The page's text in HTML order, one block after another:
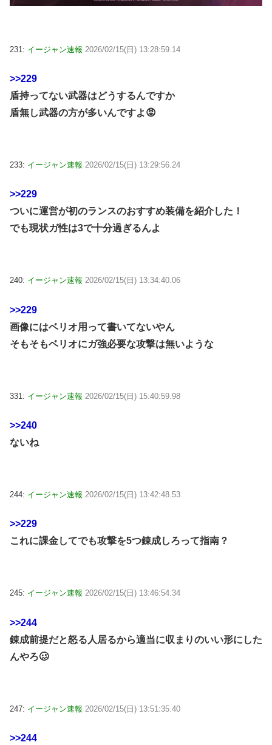
231: イージャン速報 2026/02/15(日) 13:28:59.14
>>229
盾持ってない武器はどうするんですか
盾無し武器の方が多いんですよ😡
233: イージャン速報 2026/02/15(日) 13:29:56.24
>>229
ついに運営が初のランスのおすすめ装備を紹介した！
でも現状ガ性は3で十分過ぎるんよ
240: イージャン速報 2026/02/15(日) 13:34:40.06
>>229
画像にはベリオ用って書いてないやん
そもそもベリオにガ強必要な攻撃は無いような
331: イージャン速報 2026/02/15(日) 15:40:59.98
>>240
ないね
244: イージャン速報 2026/02/15(日) 13:42:48.53
>>229
これに課金してでも攻撃を5つ錬成しろって指南？
245: イージャン速報 2026/02/15(日) 13:46:54.34
>>244
錬成前提だと怒る人居るから適当に収まりのいい形にした
んやろ🥴
247: イージャン速報 2026/02/15(日) 13:51:35.40
>>244